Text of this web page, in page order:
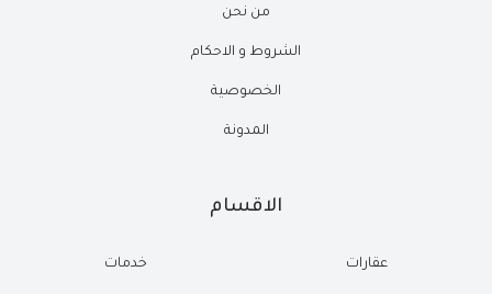
من نحن
الشروط و الاحكام
الخصوصية
المدونة
الاقسام
عقارات خدمات